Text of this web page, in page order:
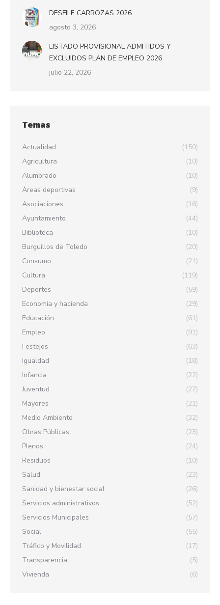
DESFILE CARROZAS 2026
agosto 3, 2026
LISTADO PROVISIONAL ADMITIDOS Y
EXCLUIDOS PLAN DE EMPLEO 2026
julio 22, 2026
Temas
Actualidad
(150)
Agricultura
(10)
Alumbrado
(10)
Áreas deportivas
(9)
Asociaciones
(16)
Ayuntamiento
(44)
Biblioteca
(10)
Burguillos de Toledo
(20)
Consumo
(21)
Cultura
(119)
Deportes
(59)
Economia y hacienda
(29)
Educación
(61)
Empleo
(91)
Festejos
(63)
Igualdad
(18)
Infancia
(22)
Juventud
(27)
Mayores
(21)
Medio Ambiente
(32)
Obras Públicas
(23)
Plenos
(24)
Residuos
(10)
Salud
(23)
Sanidad y bienestar social
(26)
Servicios administrativos
(52)
Servicios Municipales
(57)
Social
(55)
Tráfico y Movilidad
(17)
Transparencia
(5)
Vivienda
(6)